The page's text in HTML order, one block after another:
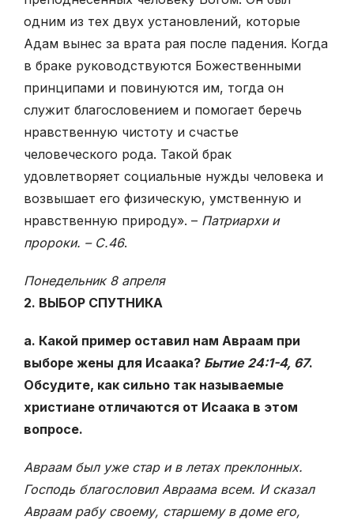
одним из тех двух установлений, которые
Адам вынес за врата рая после падения. Когда
в браке руководствуются Божественными
принципами и повинуются им, тогда он
служит благословением и помогает беречь
нравственную чистоту и счастье
человеческого рода. Такой брак
удовлетворяет социальные нужды человека и
возвышает его физическую, умственную и
нравственную природу». – Патриархи и
пророки. – С.46.
Понедельник 8 апреля
2. ВЫБОР СПУТНИКА
а. Какой пример оставил нам Авраам при
выборе жены для Исаака? Бытие 24:1-4, 67.
Обсудите, как сильно так называемые
христиане отличаются от Исаака в этом
вопросе.
Авраам был уже стар и в летах преклонных.
Господь благословил Авраама всем. И сказал
Авраам рабу своему, старшему в доме его,